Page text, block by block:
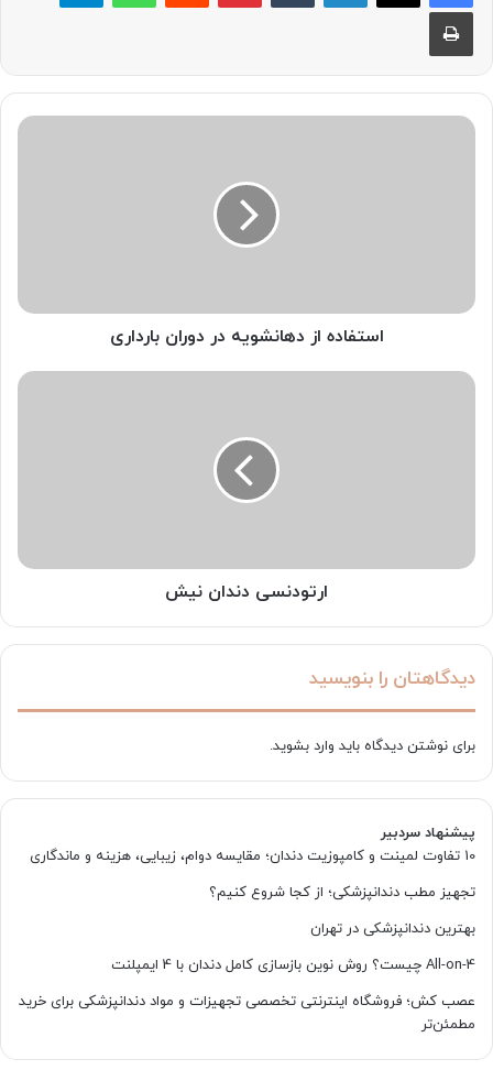
چاپ
استفاده
استفاده از دهانشویه در دوران بارداری
ارتودنسی
ارتودنسی دندان نیش
دیدگاهتان را بنویسید
برای نوشتن دیدگاه باید وارد بشوید.
پیشنهاد سردبیر
10 تفاوت لمینت و کامپوزیت دندان؛ مقایسه دوام، زیبایی، هزینه و ماندگاری
تجهیز مطب دندانپزشکی؛ از کجا شروع کنیم؟
بهترین دندانپزشکی در تهران
All-on-4 چیست؟ روش نوین بازسازی کامل دندان با 4 ایمپلنت
عصب کش؛ فروشگاه اینترنتی تخصصی تجهیزات و مواد دندانپزشکی برای خرید
مطمئن‌تر